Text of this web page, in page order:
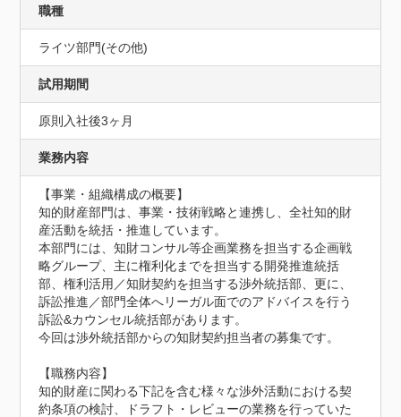
職種
ライツ部門(その他)
試用期間
原則入社後3ヶ月
業務内容
【事業・組織構成の概要】
知的財産部門は、事業・技術戦略と連携し、全社知的財
産活動を統括・推進しています。
本部門には、知財コンサル等企画業務を担当する企画戦
略グループ、主に権利化までを担当する開発推進統括
部、権利活用／知財契約を担当する渉外統括部、更に、
訴訟推進／部門全体へリーガル面でのアドバイスを行う
訴訟&カウンセル統括部があります。
今回は渉外統括部からの知財契約担当者の募集です。
【職務内容】
知的財産に関わる下記を含む様々な渉外活動における契
約条項の検討、ドラフト・レビューの業務を行っていた